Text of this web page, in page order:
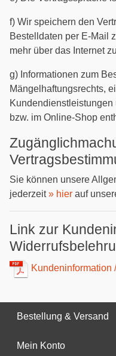
f) Wir speichern den
Bestelldaten per E-Mail
mehr über das Internet
g) Informationen zum
Mängelhaftungsrechts,
bzw. im Online-Shop
Sie können unsere
jederzeit» hier auf
Link zur
Kundeninformation
Bestellung & Versand
Mein Konto